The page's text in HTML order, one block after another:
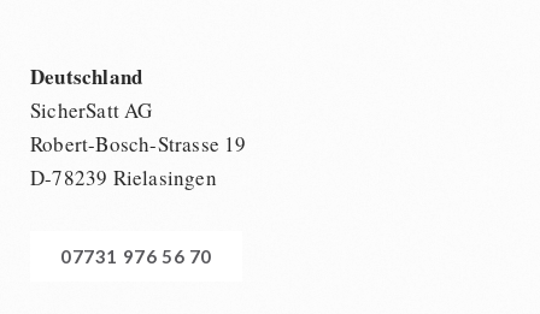
Deutschland
SicherSatt AG
Robert-Bosch-Strasse 19
D-78239 Rielasingen
07731 976 56 70